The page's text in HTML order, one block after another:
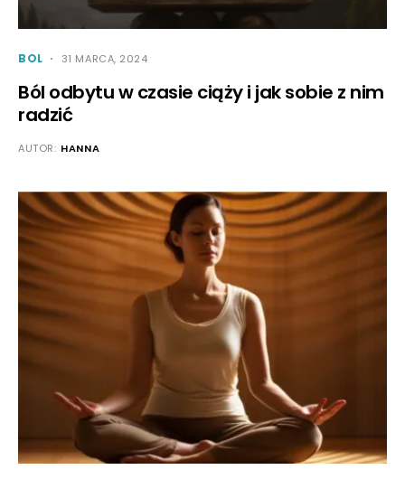
BOL 31 MARCA, 2024
Ból odbytu w czasie ciąży i jak sobie z nim
radzić
AUTOR: HANNA